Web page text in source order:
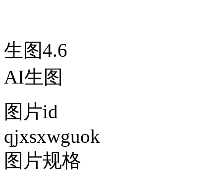
生图4.6
AI生图
图片id
qjxsxwguok
图片规格